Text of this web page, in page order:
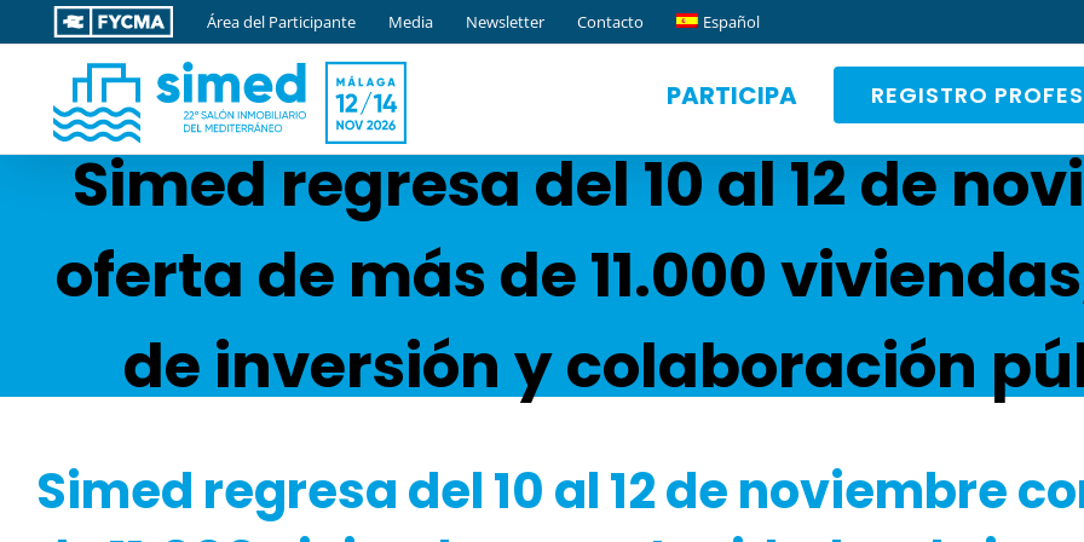
al
contenido
Área del Participante Media Newsletter Contacto Español
PARTICIPA REGISTRO
Simed regresa del 10 al 12 de
oferta de más de 11.000
de inversión y colaboración
Simed regresa del 10 al 12 de noviembre